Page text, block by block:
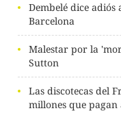
Dembelé dice adiós
Barcelona
Malestar por la
Sutton
Las discotecas del
millones que pagan